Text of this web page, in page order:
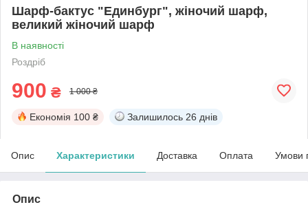
Шарф-бактус "Единбург", жіночий шарф,
великий жіночий шарф
В наявності
Роздріб
900 ₴ 1 000 ₴
Економія 100 ₴ Залишилось 26 днів
Опис Характеристики Доставка Оплата Умови
Опис